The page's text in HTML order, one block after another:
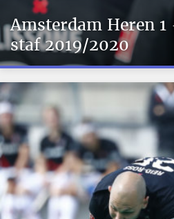
Amsterdam Heren
staf 2019/2020